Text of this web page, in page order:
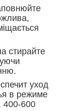
стирайте
уход
в режиме
400-600